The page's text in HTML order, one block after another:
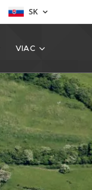
SK
VIAC